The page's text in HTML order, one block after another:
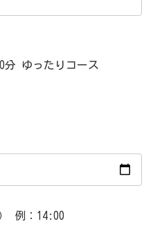
分 ゆったりコース
例：14:00